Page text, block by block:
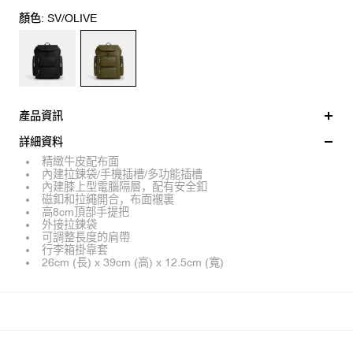
顏色: SV/OLIVE
產品資訊
詳細資料
精緻牛皮配布面
內建拉鍊袋/手機插槽/多功能插槽
內建膝上型電腦隔層，配有安全釦
磁釦和拉繩開合，布面襯裏
高8cm頂部手提把
外接拉鍊袋
可調整長度的肩帶
行李箱掛靠套
26cm (長) x 39cm (高) x 12.5cm (寬)